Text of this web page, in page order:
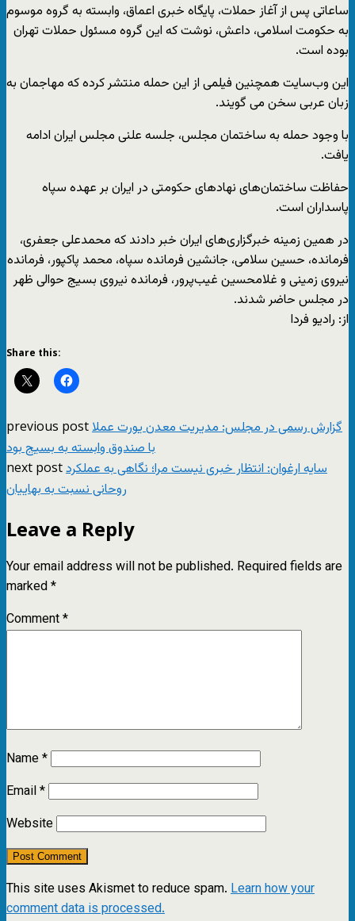
ساعاتی پس از آغاز حملات، پایگاه خبری اعماق، وابسته به گروه موسوم
به حکومت اسلامی، داعش، نوشت که این گروه مسئول حملات تهران
بوده است.
این وب‌سایت همچنین فیلمی از این حمله منتشر کرده که مهاجمان به
زبان عربی سخن می گویند.
با وجود حمله به ساختمان مجلس، جلسه علنی مجلس ایران ادامه
یافت.
حفاظت ساختمان‌های نهادهای حکومتی در ایران بر عهده سپاه
پاسداران است.
در همین زمینه خبرگزاری‌های ایران خبر دادند که محمدعلی جعفری،
فرمانده، حسین سلامی، جانشین فرمانده سپاه، محمد پاکپور، فرمانده
نیروی زمینی و غلامحسین غیب‌پرور، فرمانده نیروی بسیج حوالی ظهر
در مجلس حاضر شدند.
از: رادیو فردا
Share this:
previous postگزارش رسمی در مجلس: مدیریت معدن یورت عملا
با صندوق وابسته به بسیج بود
next postسایه ارغوان: انتظار خبری نیست مرا؛ نگاهی به عملکرد
روحانی نسبت به بهاییان
Leave a Reply
Your email address will not be published. Required fields are
marked*
Comment*
Name*
Email*
Website
This site uses Akismet to reduce spam. Learn how your
comment data is processed.